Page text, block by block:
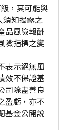
級，其可能與
須知揭露之
品風險報酬
險指標之變
表示絕無風
效不保證基
司除盡善良
盈虧，亦不
基金公開說